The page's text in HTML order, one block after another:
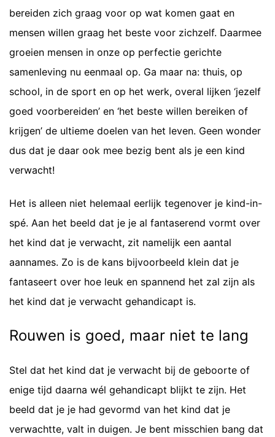
bereiden zich graag voor op wat komen gaat en
mensen willen graag het beste voor zichzelf. Daarmee
groeien mensen in onze op perfectie gerichte
samenleving nu eenmaal op. Ga maar na: thuis, op
school, in de sport en op het werk, overal lijken ‘jezelf
goed voorbereiden’ en ‘het beste willen bereiken of
krijgen’ de ultieme doelen van het leven. Geen wonder
dus dat je daar ook mee bezig bent als je een kind
verwacht!
Het is alleen niet helemaal eerlijk tegenover je kind-in-
spé. Aan het beeld dat je je al fantaserend vormt over
het kind dat je verwacht, zit namelijk een aantal
aannames. Zo is de kans bijvoorbeeld klein dat je
fantaseert over hoe leuk en spannend het zal zijn als
het kind dat je verwacht gehandicapt is.
Rouwen is goed, maar niet te lang
Stel dat het kind dat je verwacht bij de geboorte of
enige tijd daarna wél gehandicapt blijkt te zijn. Het
beeld dat je je had gevormd van het kind dat je
verwachtte, valt in duigen. Je bent misschien bang dat